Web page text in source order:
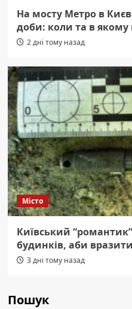
На мосту Метро в
доби: коли та в якому
2 дні тому назад
Місто
Київський
будинків, аби
3 дні тому назад
Пошук